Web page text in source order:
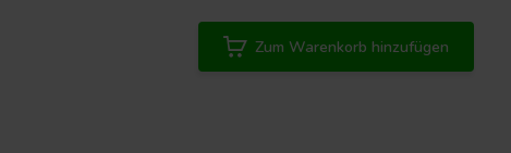
Zum Warenkorb hinzufügen